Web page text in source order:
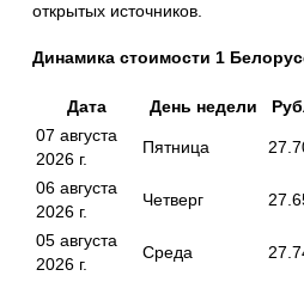
открытых источников.
Динамика стоимости 1
Дата День недели
07 августа
2026 г.
Пятница
06 августа
2026 г.
Четверг
05 августа
2026 г.
Среда